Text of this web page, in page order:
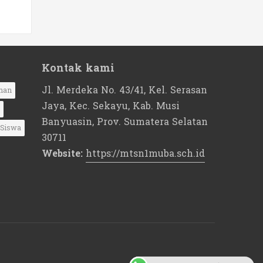
Siswa
Kontak kami
Jl. Merdeka No. 43/41, Kel. Serasan
Jaya, Kec. Sekayu, Kab. Musi
Banyuasin, Prov. Sumatera Selatan
30711
Website: https://mtsn1muba.sch.id